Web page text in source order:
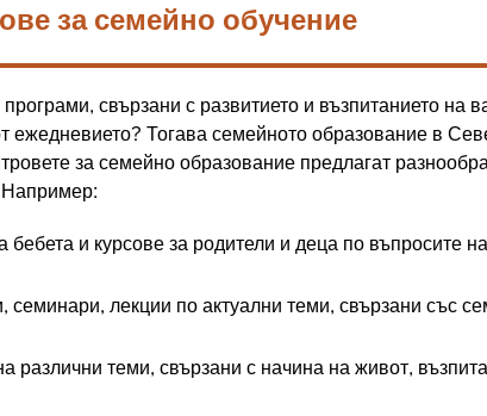
за семейно обучение
свързани с развитието и възпитанието на
ежедневието? Тогава семейното образование в
за семейно образование предлагат
бебета и курсове за родители и деца по въпросите
лекции по актуални теми, свързани със
различни теми, свързани с начина на живот,